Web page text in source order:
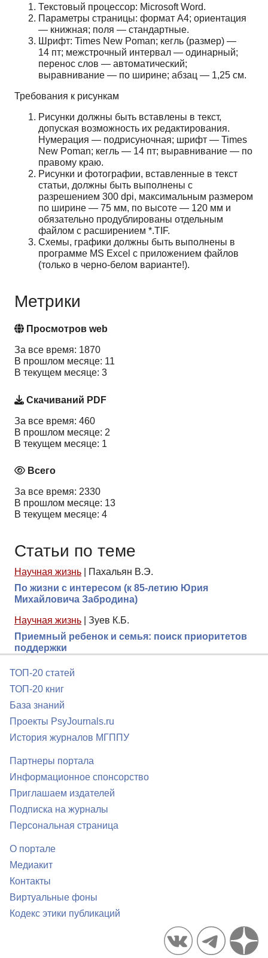
Текстовый процессор: Microsoft Word.
Параметры страницы: формат А4; ориентация
— книжная; поля — стандартные.
Шрифт: Times New Poman; кегль (размер) —
14 пт; межстрочный интервал — одинарный;
перенос слов — автоматический;
выравнивание — по ширине; абзац — 1,25 см.
Требования к рисункам
Рисунки должны быть вставлены в текст,
допуская возможность их редактирования.
Нумерация — подрисуночная; шрифт — Times
New Poman; кегль — 14 пт; выравнивание — по
правому краю.
Рисунки и фотографии, вставленные в текст
статьи, должны быть выполнены с
разрешением 300 dpi, максимальным размером
по ширине — 75 мм, по высоте — 120 мм и
обязательно продублированы отдельным
файлом с расширением *.TIF.
Схемы, графики должны быть выполнены в
программе MS Excel с приложением файлов
(только в черно-белом варианте!).
Метрики
Просмотров web
За все время: 1870
В прошлом месяце: 11
В текущем месяце: 3
Скачиваний PDF
За все время: 460
В прошлом месяце: 2
В текущем месяце: 1
Всего
За все время: 2330
В прошлом месяце: 13
В текущем месяце: 4
Статьи по теме
Научная жизнь
Пахальян В.Э.
По жизни с интересом (к 85-летию Юрия
Михайловича Забродина)
Научная жизнь
Зуев К.Б.
Приемный ребенок и семья: поиск приоритетов
поддержки
ТОП-20 статей
ТОП-20 книг
База знаний
Проекты PsyJournals.ru
История журналов МГППУ
Партнеры портала
Информационное спонсорство
Приглашаем издателей
Подписка на журналы
Персональная страница
О портале
Медиакит
Контакты
Виртуальные фоны
Кодекс этики публикаций